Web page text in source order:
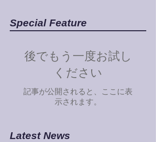
Special Feature
後でもう一度お試し
ください
記事が公開されると、ここに表
示されます。
Latest News